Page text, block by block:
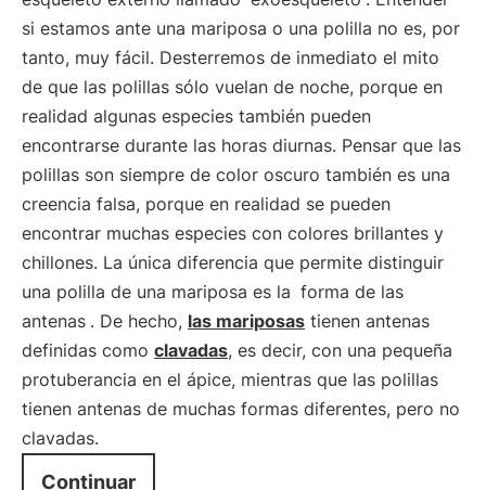
si estamos ante una mariposa o una polilla no es, por
tanto, muy fácil. Desterremos de inmediato el mito
de que las polillas sólo vuelan de noche, porque en
realidad algunas especies también pueden
encontrarse durante las horas diurnas. Pensar que las
polillas son siempre de color oscuro también es una
creencia falsa, porque en realidad se pueden
encontrar muchas especies con colores brillantes y
chillones. La única diferencia que permite distinguir
una polilla de una mariposa es la forma de las
antenas . De hecho, las mariposas tienen antenas
definidas como clavadas, es decir, con una pequeña
protuberancia en el ápice, mientras que las polillas
tienen antenas de muchas formas diferentes, pero no
clavadas.
Continuar